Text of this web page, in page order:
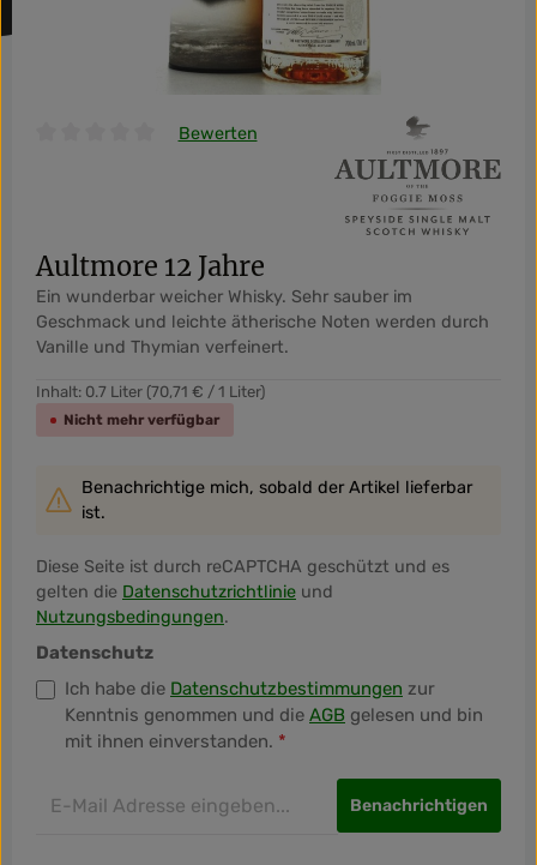
Durchschnittliche Bewertung von 0 von 5 Sternen
Bewerten
Aultmore 12 Jahre
Ein wunderbar weicher Whisky. Sehr sauber im
Geschmack und leichte ätherische Noten werden durch
Vanille und Thymian verfeinert.
Inhalt: 0.7 Liter (70,71 € / 1 Liter)
Nicht mehr verfügbar
Benachrichtige mich, sobald der Artikel lieferbar
ist.
Diese Seite ist durch reCAPTCHA geschützt und es
gelten die Datenschutzrichtlinie und
Nutzungsbedingungen.
Datenschutz
Ich habe die Datenschutzbestimmungen zur
Kenntnis genommen und die AGB gelesen und bin
mit ihnen einverstanden. *
Benachrichtigen